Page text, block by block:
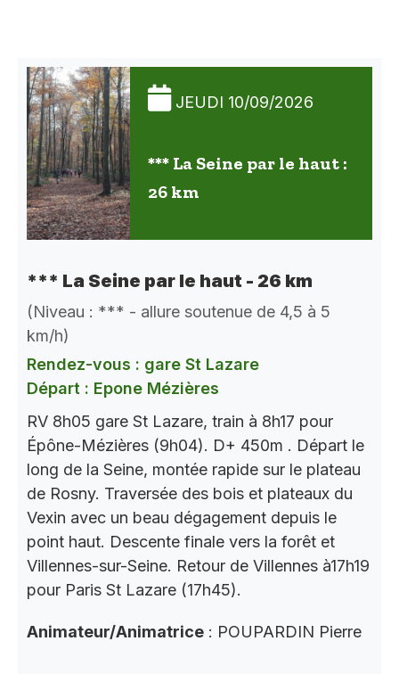
JEUDI 10/09/2026
*** La Seine par le haut :
26 km
*** La Seine par le haut - 26 km
(Niveau : *** - allure soutenue de 4,5 à 5
km/h)
Rendez-vous : gare St Lazare
Départ : Epone Mézières
RV 8h05 gare St Lazare, train à 8h17 pour
Épône-Mézières (9h04). D+ 450m . Départ le
long de la Seine, montée rapide sur le plateau
de Rosny. Traversée des bois et plateaux du
Vexin avec un beau dégagement depuis le
point haut. Descente finale vers la forêt et
Villennes-sur-Seine. Retour de Villennes à17h19
pour Paris St Lazare (17h45).
Animateur/Animatrice : POUPARDIN Pierre